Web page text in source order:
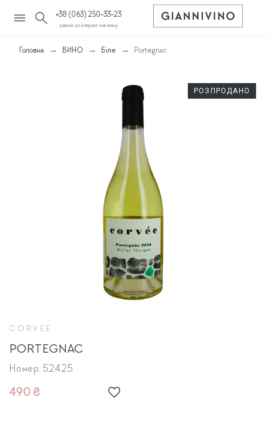
+38 (063) 250-33-23
дзвінок до інтернет-магазину
Головна ВИНО Біле Portegnac
РОЗПРОДАНО
CORVEE
PORTEGNAC
Номер: 52425
490 ₴